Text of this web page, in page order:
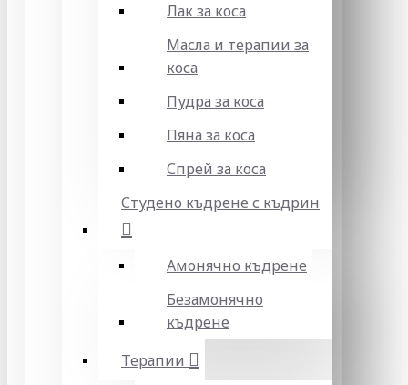
Лак за коса
Масла и терапии за
коса
Пудра за коса
Пяна за коса
Спрей за коса
Студено къдрене с къдрин
Амонячно къдрене
Безамонячно
къдрене
Терапии